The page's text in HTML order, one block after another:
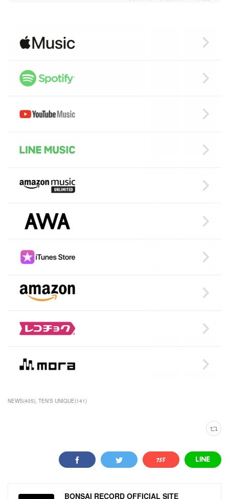
NEWS(405) TEN'S UNIQUE(141)
BONSAI RECORD OFFICIAL SITE